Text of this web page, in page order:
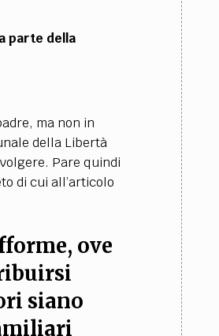
parte della
ma non in
della Libertà
Pare quindi
di cui all’articolo
ove
siano